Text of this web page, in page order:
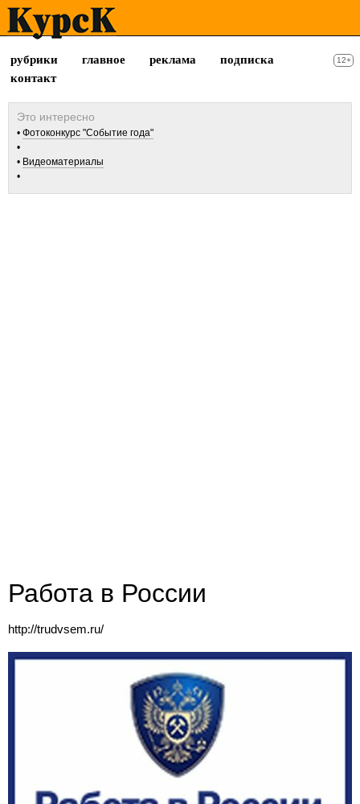
рубрики главное реклама
подписка
контакт
12+
Фотоконкурс "Событие года"
Видеоматериалы
Работа в России
http://trudvsem.ru/